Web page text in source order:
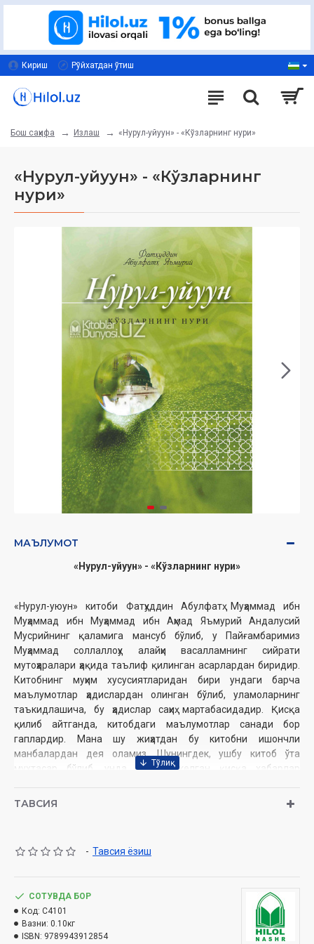
Кириш Рўйхатдан ўтиш
Бош саҳифа Излаш «Нурул-уйуун» - «Кўзларнинг нури»
«Нурул-уйуун» - «Кўзларнинг
нури»
МАЪЛУМОТ
«Нурул-уйуун» - «Кўзларнинг нури»
«Нурул-уюун» китоби Фатҳуддин Абулфатҳ Муҳаммад ибн
Муҳаммад ибн Муҳаммад ибн Аҳмад Яъмурий Андалусий
Мусрийнинг қаламига мансуб бўлиб, у Пайғамбаримиз
Муҳаммад соллаллоҳу алайҳи васалламнинг сийрати
мутоҳҳаралари ҳақида таълиф қилинган асарлардан биридир.
Китобнинг муҳим хусусиятларидан бири ундаги барча
маълумотлар ҳадислардан олинган бўлиб, уламоларнинг
таъкидлашича, бу ҳадислар саҳиҳ мартабасидадир. Қисқа
қилиб айтганда, китобдаги маълумотлар санади бор
гаплардир. Мана шу жиҳатдан бу китобни ишончли
манбалардан дея оламиз. Шунингдек, ушбу китоб ўта
мухтасар бўлиб, унда ҳадисда келган қисқа хабарлар
йўқ. Шунинг учун устозларимиз унинг матнини ёд олишни
Муаллиф: Фатҳуддин Абулфатҳ Яъмурий
Сана:2023 йил
Ҳажми:104 бет
ISBN:978-9943-9128-5-4
Ўлчами: 84×108 1/32
ТАВСИЯ
- Тавсия ёзиш
СОТУВДА БОР
Код: C4101
Вазни: 0.10кг
ISBN: 9789943912854